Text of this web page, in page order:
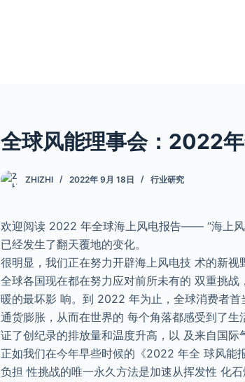
全球风能理事会：2022
ZHIZHI 2022年 9月 18日 行业研究
欢迎阅读 2022 年全球海上风电报告—— “海上
已经发生了翻天覆地的变化。
很明显，我们正在努力开辟海上风电技 术的新视
全球各国现在都在努力应对前所未有的 双重挑
暖的最坏影 响。到 2022 年为止，全球消费者
通货膨胀，从而在世界的 每个角落都感受到了
证了创纪录的排放量和温度升高，以 及来自国际
正如我们在今年早些时候的《2022 年全 球风能
负担 性挑战的唯一永久方法是加速从挥发性 化